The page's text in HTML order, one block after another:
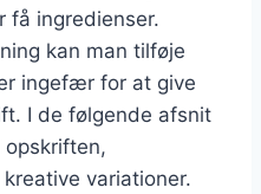
få ingredienser.
kan man tilføje
ingefær for at give
I de følgende afsnit
variationer.